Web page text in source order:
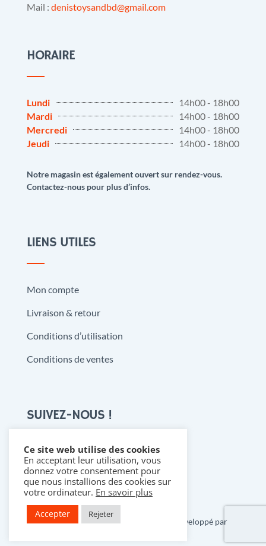
Mail : denistoysandbd@gmail.com
HORAIRE
Lundi
14h00 - 18h00
Mardi
14h00 - 18h00
Mercredi
14h00 - 18h00
Jeudi
14h00 - 18h00
Notre magasin est également ouvert sur rendez-vous.
Contactez-nous pour plus d’infos.
LIENS UTILES
Mon compte
Livraison & retour
Conditions d’utilisation
Conditions de ventes
SUIVEZ-NOUS !

Copyright 2021 @ Denistoys & BD • Développé par
Ce site web utilise des cookies
En acceptant leur utilisation, vous
donnez votre consentement pour
que nous installions des cookies sur
votre ordinateur. En savoir plus
Accepter Rejeter